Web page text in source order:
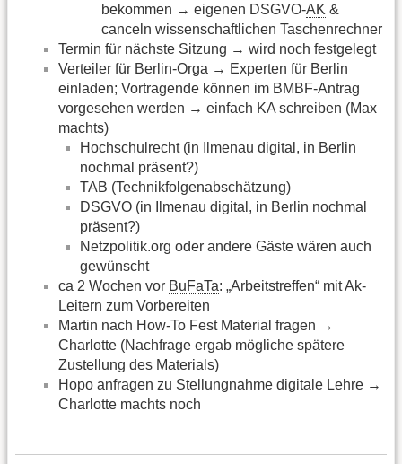
bekommen → eigenen DSGVO-AK &
canceln wissenschaftlichen Taschenrechner
Termin für nächste Sitzung → wird noch festgelegt
Verteiler für Berlin-Orga → Experten für Berlin
einladen; Vortragende können im BMBF-Antrag
vorgesehen werden → einfach KA schreiben (Max
machts)
Hochschulrecht (in Ilmenau digital, in Berlin
nochmal präsent?)
TAB (Technikfolgenabschätzung)
DSGVO (in Ilmenau digital, in Berlin nochmal
präsent?)
Netzpolitik.org oder andere Gäste wären auch
gewünscht
ca 2 Wochen vor BuFaTa: „Arbeitstreffen“ mit Ak-
Leitern zum Vorbereiten
Martin nach How-To Fest Material fragen →
Charlotte (Nachfrage ergab mögliche spätere
Zustellung des Materials)
Hopo anfragen zu Stellungnahme digitale Lehre →
Charlotte machts noch